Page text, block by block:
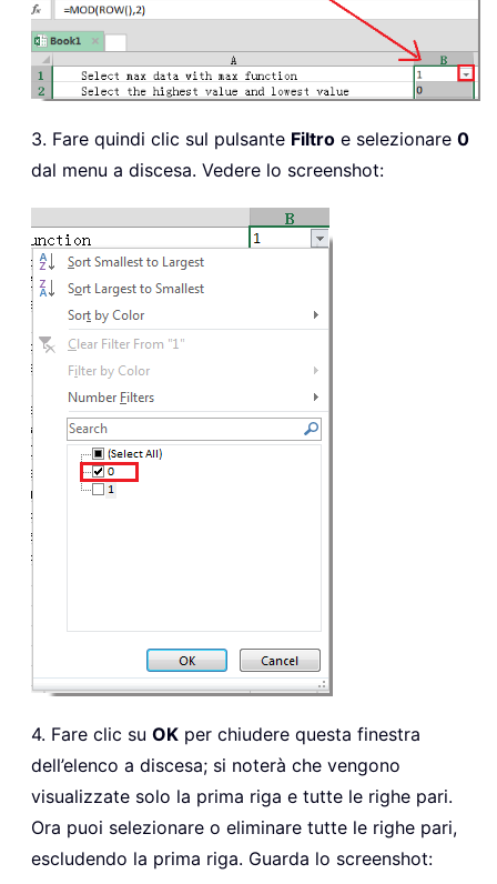
3. Fare quindi clic sul pulsante Filtro e selezionare 0
dal menu a discesa. Vedere lo screenshot:
4. Fare clic su OK per chiudere questa finestra
dell’elenco a discesa; si noterà che vengono
visualizzate solo la prima riga e tutte le righe pari.
Ora puoi selezionare o eliminare tutte le righe pari,
escludendo la prima riga. Guarda lo screenshot: